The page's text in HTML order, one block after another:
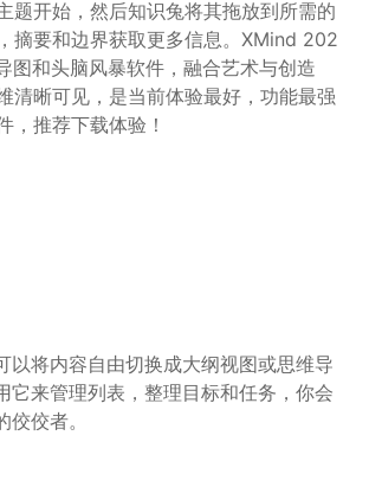
题开始，然后知识兔将其拖放到所需的
摘要和边界获取更多信息。XMind 202
图和头脑风暴软件，融合艺术与创造
清晰可见，是当前体验最好，功能最强
，推荐下载体验！
以将内容自由切换成大纲视图或思维导
它来管理列表，整理目标和任务，你会
佼者。